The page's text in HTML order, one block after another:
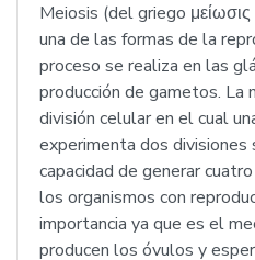
Meiosis (del griego
una de las formas de la
proceso se realiza en las
producción de gametos. La
división celular en el cual
experimenta dos divisiones
capacidad de generar
los organismos con
importancia ya que es el
producen los óvulos y